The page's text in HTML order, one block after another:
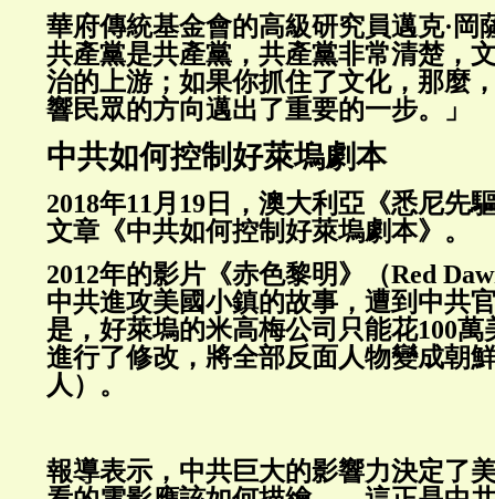
華府傳統基金會的高級研究員邁克·岡
共產黨是共產黨，共產黨非常清楚，
治的上游；如果你抓住了文化，那麼
響民眾的方向邁出了重要的一步。」
中共如何控制好萊塢劇本
2018年11月19日，澳大利亞《悉尼先
文章《中共如何控制好萊塢劇本》。
2012年的影片《赤色黎明》（Red
中共進攻美國小鎮的故事，遭到中共
是，好萊塢的米高梅公司只能花100
進行了修改，將全部反面人物變成朝
人）。
報導表示，中共巨大的影響力決定了